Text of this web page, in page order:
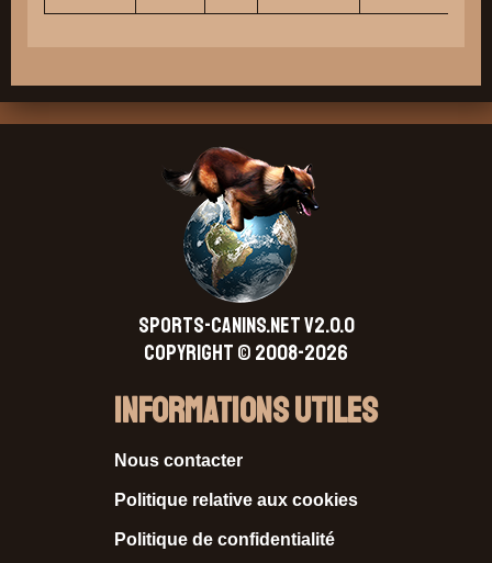
SPORTS-CANINS.NET V2.0.0
Copyright © 2008-2026
Informations Utiles
Nous contacter
Politique relative aux cookies
Politique de confidentialité